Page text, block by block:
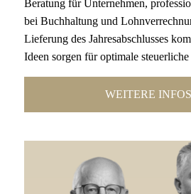
Beratung für Unternehmen,
bei Buchhaltung und
Lieferung des Jahresabschlusses
Ideen sorgen für optimale steuerliche
WEITERE INFOS